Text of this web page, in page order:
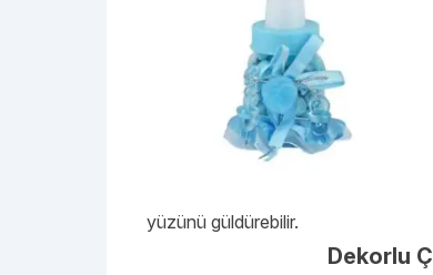
yüzünü güldürebilir.
Dekorlu